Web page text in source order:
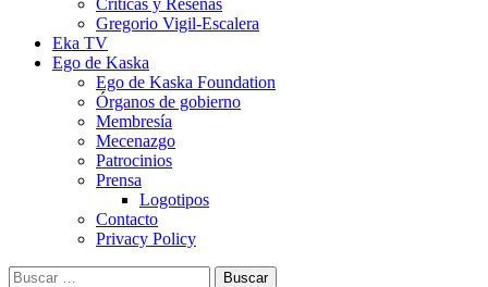
Críticas y Reseñas
Gregorio Vigil-Escalera
Eka TV
Ego de Kaska
Ego de Kaska Foundation
Órganos de gobierno
Membresía
Mecenazgo
Patrocinios
Prensa
Logotipos
Contacto
Privacy Policy
Buscar: